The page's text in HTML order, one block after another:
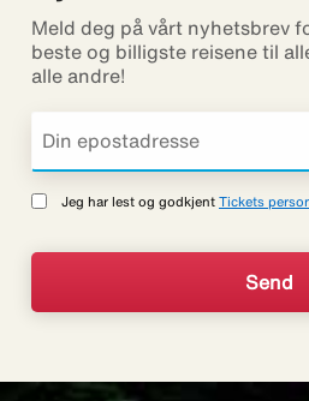
Meld deg på vårt nyhetsbrev
beste og billigste reisene til
alle andre!
Jeg har lest og godkjent Tickets